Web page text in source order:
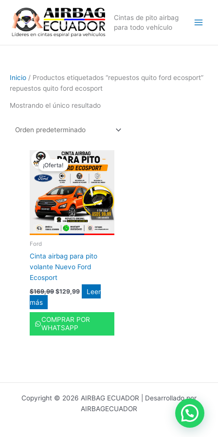
contenido
Cintas de pito airbag
para todo vehículo
Inicio / Productos etiquetados “repuestos quito ford ecosport”
repuestos quito ford ecosport
Mostrando el único resultado
¡Oferta!
Ford
Cinta airbag para pito
volante Nuevo Ford
Ecosport
$169,99
precio
original
era:
$169,99.
$129,99
El
precio
actual
es:
$129,99.
Leer
más
COMPRAR POR
WHATSAPP
Copyright © 2026 AIRBAG ECUADOR | Desarrollado por
AIRBAGECUADOR